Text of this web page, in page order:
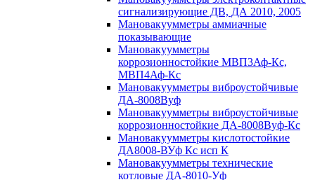
сигнализирующие ДВ, ДА 2010, 2005
Мановакуумметры аммиачные
показывающие
Мановакуумметры
коррозионностойкие МВП3Аф-Кс,
МВП4Аф-Кс
Мановакуумметры виброустойчивые
ДА-8008Вуф
Мановакуумметры виброустойчивые
коррозионностойкие ДА-8008Вуф-Кс
Мановакуумметры кислотостойкие
ДА8008-ВУф Кс исп К
Мановакуумметры технические
котловые ДА-8010-Уф